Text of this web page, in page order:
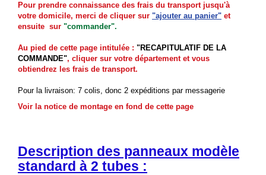
Pour prendre connaissance des frais du transport jusqu'à
votre domicile, merci de cliquer sur "ajouter au panier" et
ensuite sur "commander".
Au pied de cette page intitulée : "RECAPITULATIF DE LA
COMMANDE", cliquer sur votre département et vous
obtiendrez les frais de transport.
Pour la livraison: 7 colis, donc 2 expéditions par messagerie
Voir la notice de montage en fond de cette page
Description des panneaux modèle
standard à 2 tubes :